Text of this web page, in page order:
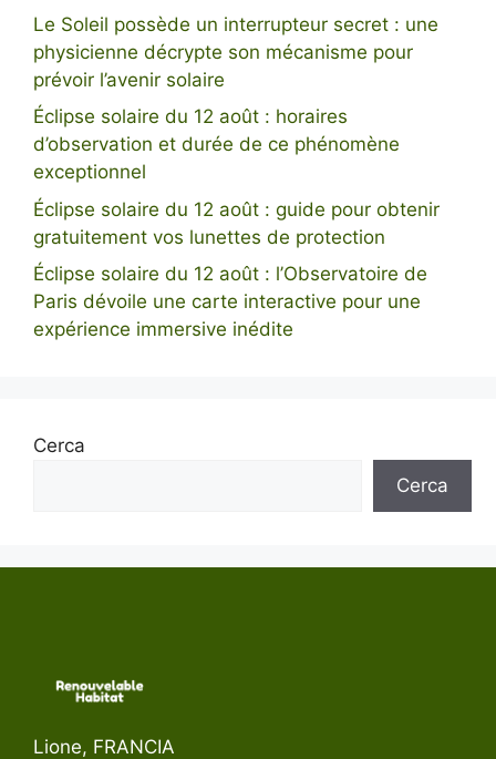
Le Soleil possède un interrupteur secret : une
physicienne décrypte son mécanisme pour
prévoir l’avenir solaire
Éclipse solaire du 12 août : horaires
d’observation et durée de ce phénomène
exceptionnel
Éclipse solaire du 12 août : guide pour obtenir
gratuitement vos lunettes de protection
Éclipse solaire du 12 août : l’Observatoire de
Paris dévoile une carte interactive pour une
expérience immersive inédite
Cerca
Cerca
Lione, FRANCIA